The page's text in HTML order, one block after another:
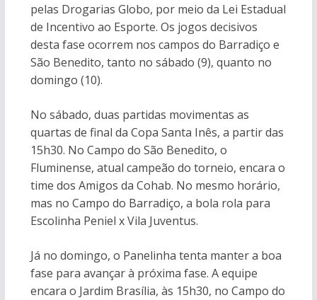
pelas Drogarias Globo, por meio da Lei Estadual
de Incentivo ao Esporte. Os jogos decisivos
desta fase ocorrem nos campos do Barradiço e
São Benedito, tanto no sábado (9), quanto no
domingo (10).
No sábado, duas partidas movimentas as
quartas de final da Copa Santa Inês, a partir das
15h30. No Campo do São Benedito, o
Fluminense, atual campeão do torneio, encara o
time dos Amigos da Cohab. No mesmo horário,
mas no Campo do Barradiço, a bola rola para
Escolinha Peniel x Vila Juventus.
Já no domingo, o Panelinha tenta manter a boa
fase para avançar à próxima fase. A equipe
encara o Jardim Brasília, às 15h30, no Campo do